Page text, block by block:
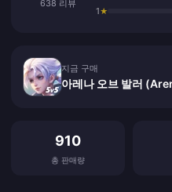
638 리뷰
1★
지금 구매
910
총 판매량